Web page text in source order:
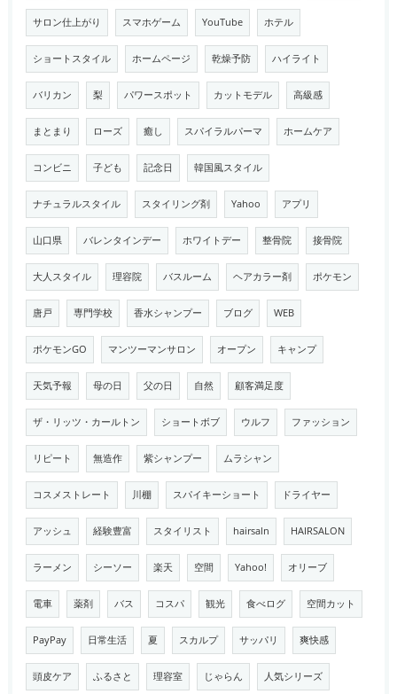
サロン仕上がり スマホゲーム YouTube ホテル
ショートスタイル ホームページ 乾燥予防 ハイライト
バリカン 梨 パワースポット カットモデル 高級感
まとまり ローズ 癒し スパイラルパーマ ホームケア
コンビニ 子ども 記念日 韓国風スタイル
ナチュラルスタイル スタイリング剤 Yahoo アプリ
山口県 バレンタインデー ホワイトデー 整骨院 接骨院
大人スタイル 理容院 バスルーム ヘアカラー剤 ポケモン
唐戸 専門学校 香水シャンプー ブログ WEB
ポケモンGO マンツーマンサロン オープン キャンプ
天気予報 母の日 父の日 自然 顧客満足度
ザ・リッツ・カールトン ショートボブ ウルフ ファッション
リピート 無造作 紫シャンプー ムラシャン
コスメストレート 川棚 スパイキーショート ドライヤー
アッシュ 経験豊富 スタイリスト hairsaln HAIRSALON
ラーメン シーソー 楽天 空間 Yahoo! オリーブ
電車 薬剤 バス コスパ 観光 食べログ 空間カット
PayPay 日常生活 夏 スカルプ サッパリ 爽快感
頭皮ケア ふるさと 理容室 じゃらん 人気シリーズ